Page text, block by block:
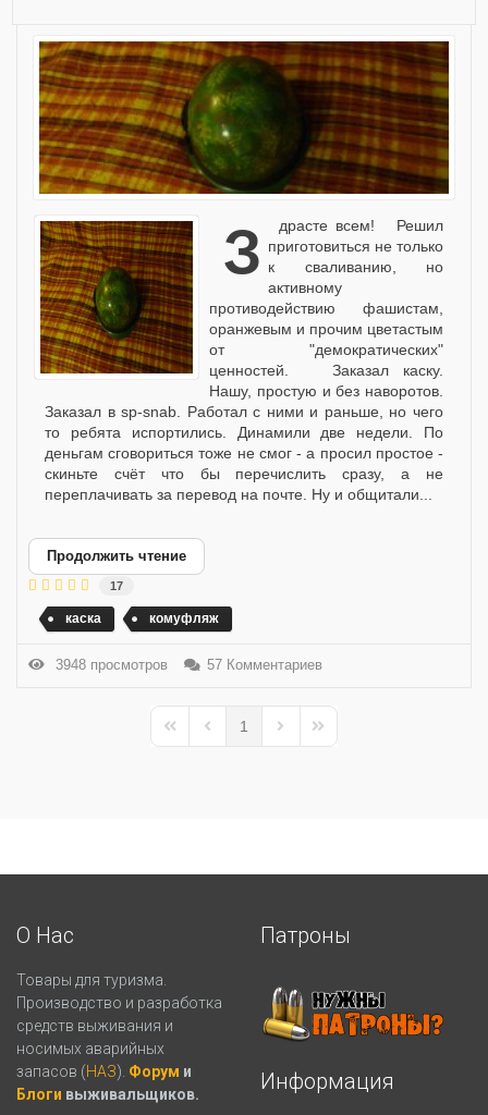
Здрасте всем! Решил приготовиться не только
к сваливанию, но
активному
противодействию фашистам,
оранжевым и прочим цветастым
от "демократических"
ценностей. Заказал каску.
Нашу, простую и без наворотов.
Заказал в sp-snab. Работал с ними и раньше, но чего
то ребята испортились. Динамили две недели. По
деньгам сговориться тоже не смог - а просил простое -
скиньте счёт что бы перечислить сразу, а не
переплачивать за перевод на почте. Ну и общитали...
Продолжить чтение
17
каска комуфляж
3948 просмотров 57 Комментариев
First PagePrevious Page
1
Next PageLast Page
О Нас
Товары для туризма.
Производство и разработка
средств выживания и
носимых аварийных
запасов (НАЗ). Форум и
Блоги выживальщиков.
Патроны
Информация